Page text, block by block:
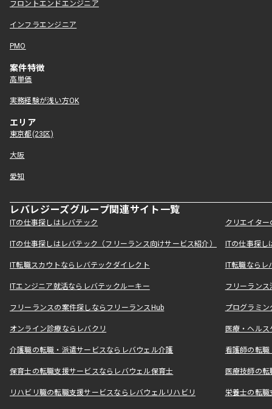
フロントエンドエンジニア
インフラエンジニア
PMO
案件特徴
高単価
実務経験が浅い方OK
エリア
東京都(23区)
大阪
愛知
レバレジーズグループ関連サイト一覧
ITの仕事探しはレバテック クリエイタ
ITの仕事探しはレバテック（フリーランス向けサービス紹介） ITの仕事探
IT転職スカウトならレバテックダイレクト IT転職なら
ITエンジニア就活ならレバテックルーキー フリーラン
フリーランスの案件探しならフリーランスHub プログラミ
オンライン診療ならレバクリ 医療・ヘル
介護職の転職・派遣サービスならレバウェル介護 看護師の転
保育士の転職支援サービスならレバウェル保育士 医療技師の
リハビリ職の転職支援サービスならレバウェルリハビリ 栄養士の転